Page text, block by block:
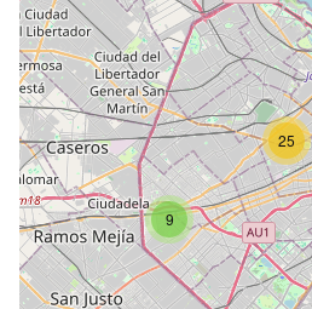
25
9